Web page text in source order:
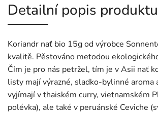
Detailní popis produktu
Koriandr nať bio 15g od výrobce
kvalitě. Pěstováno metodou
Čím je pro nás petržel, tím je v Asii nať
listy mají výrazné, sladko-bylinné aroma
vyjímají v thaiském curry, vietnamském
polévka), ale také v peruánské Ceviche